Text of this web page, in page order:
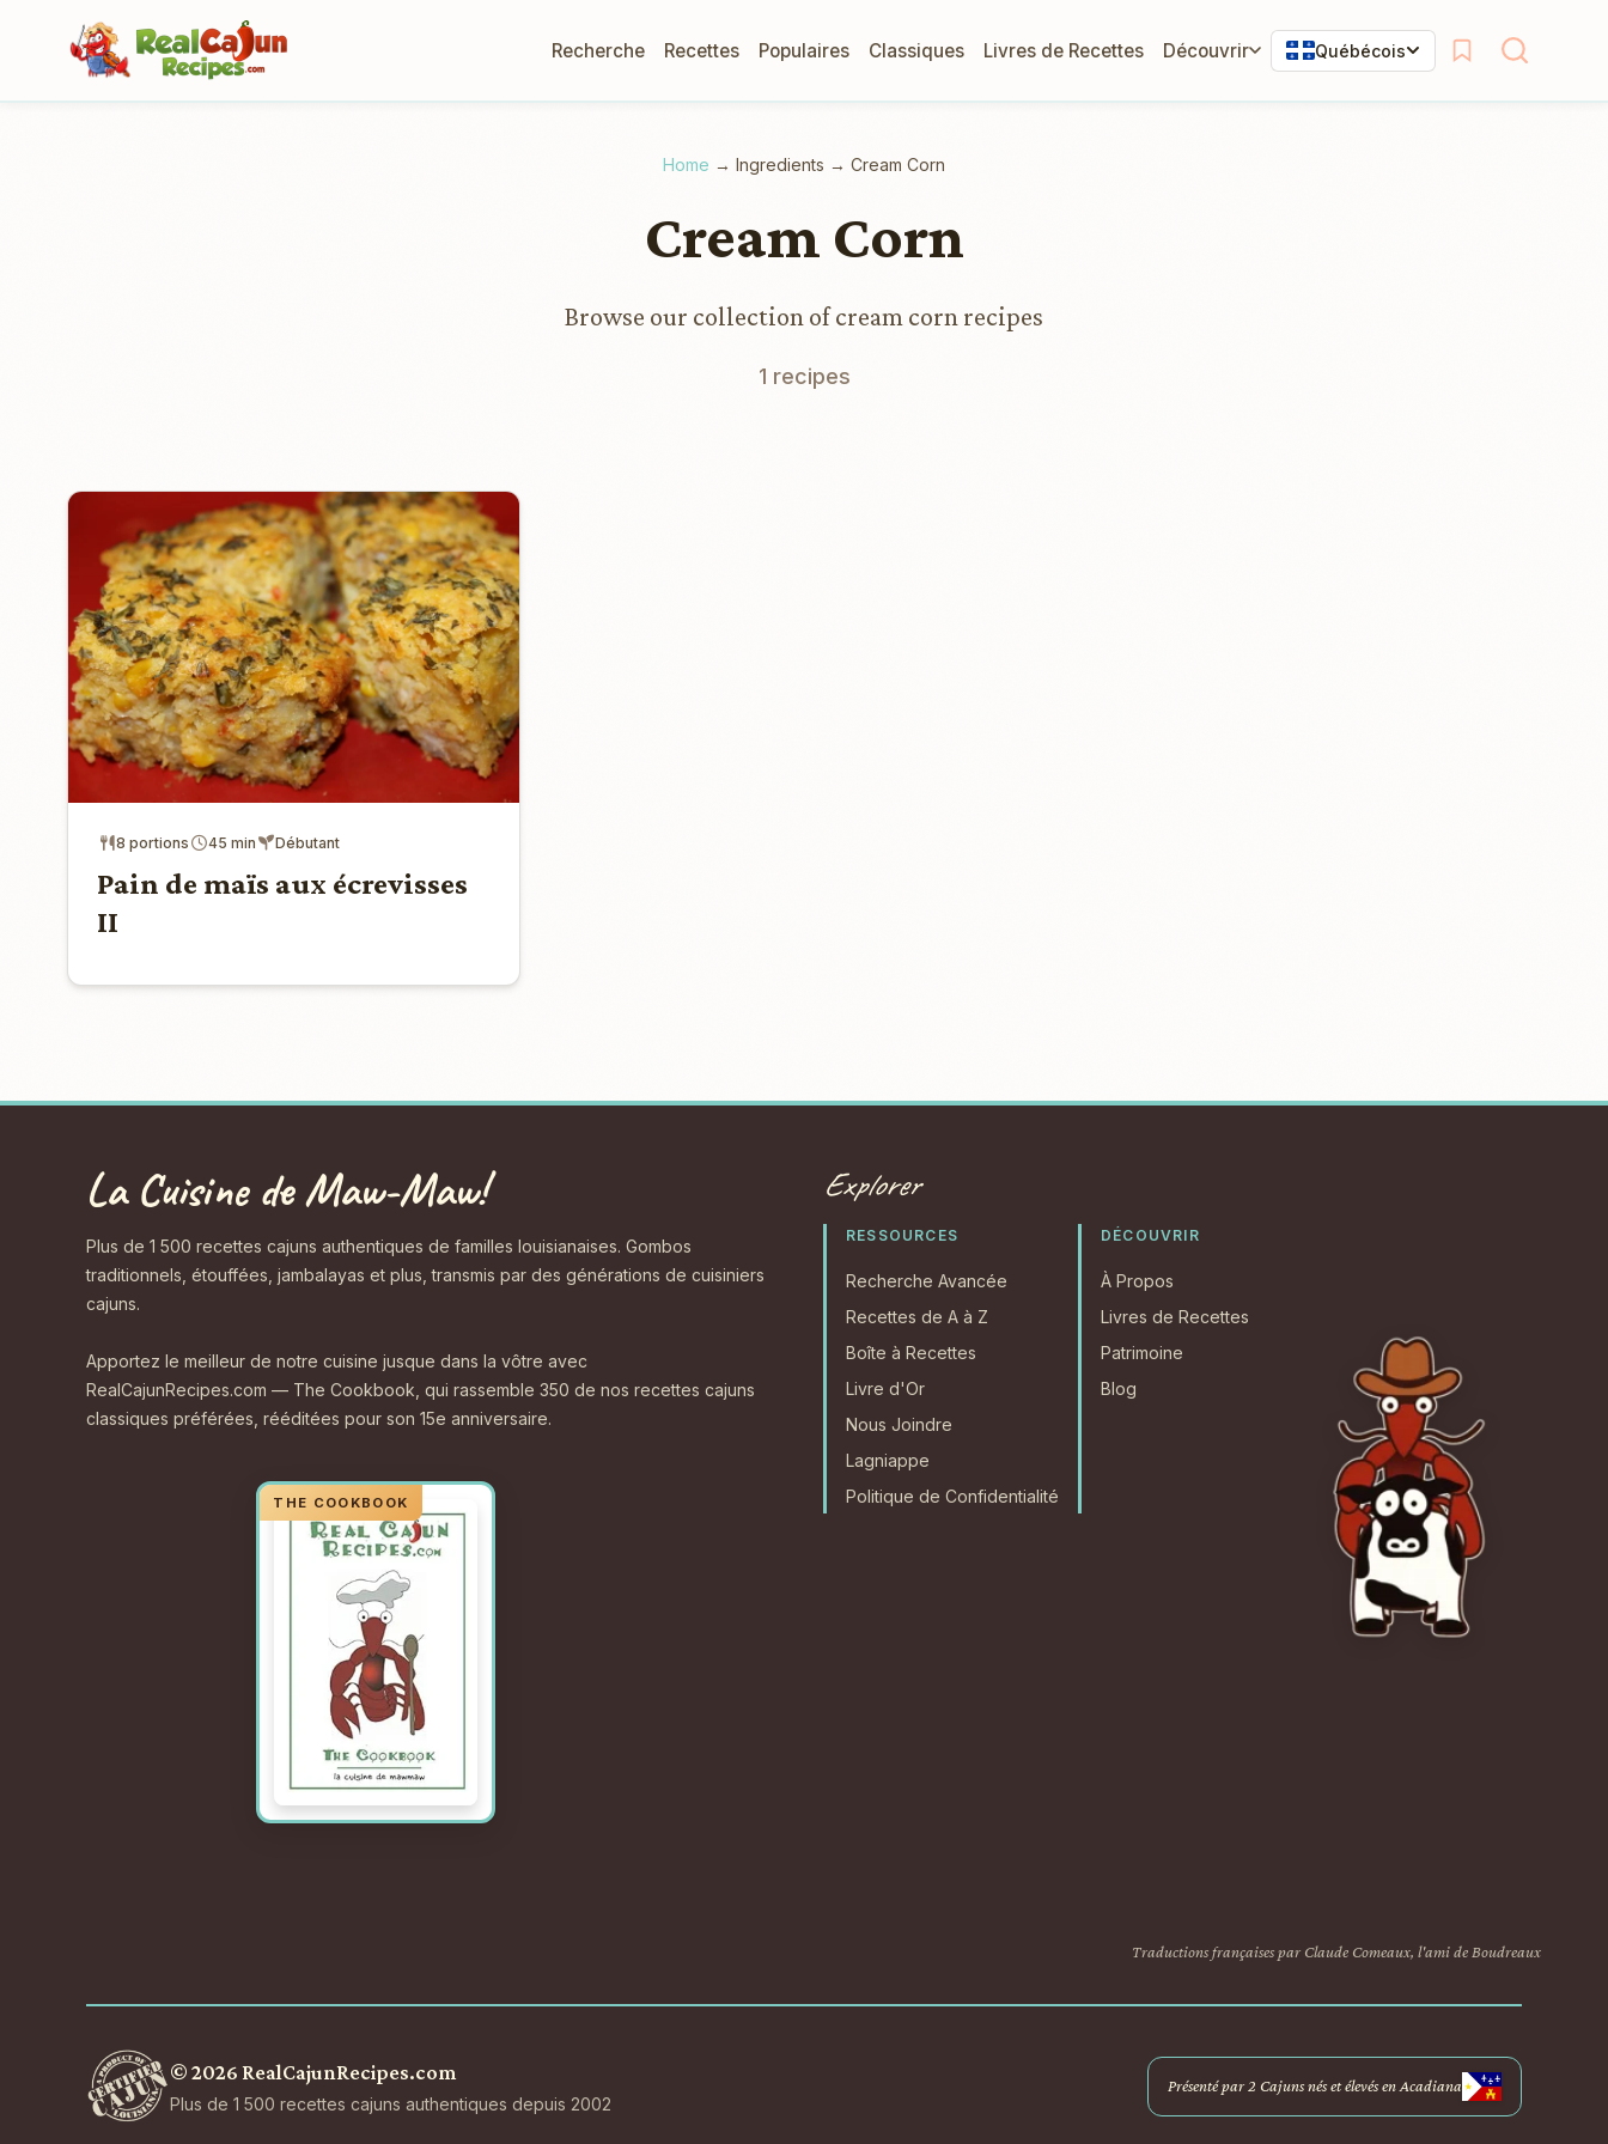
Recherche Recettes Populaires Classiques Livres de Recettes Découvrir Québécois
Home → Ingredients → Cream Corn
Cream Corn
Browse our collection of cream corn recipes
1 recipes
8 portions 45 min Débutant
Pain de maïs aux écrevisses
II
La Cuisine de Maw-Maw!
Plus de 1 500 recettes cajuns authentiques de familles louisianaises. Gombos
traditionnels, étouffées, jambalayas et plus, transmis par des générations de cuisiniers
cajuns.
Apportez le meilleur de notre cuisine jusque dans la vôtre avec
RealCajunRecipes.com — The Cookbook, qui rassemble 350 de nos recettes cajuns
classiques préférées, rééditées pour son 15e anniversaire.
Explorer
RESSOURCES
Recherche Avancée
Recettes de A à Z
Boîte à Recettes
Livre d'Or
Nous Joindre
Lagniappe
Politique de Confidentialité
DÉCOUVRIR
À Propos
Livres de Recettes
Patrimoine
Blog
Traductions françaises par Claude Comeaux, l'ami de Boudreaux
© 2026 RealCajunRecipes.com
Plus de 1 500 recettes cajuns authentiques depuis 2002
Présenté par 2 Cajuns nés et élevés en Acadiana